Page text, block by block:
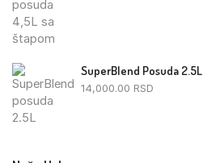
SuperBlend Posuda 2.5L
14,000.00 RSD